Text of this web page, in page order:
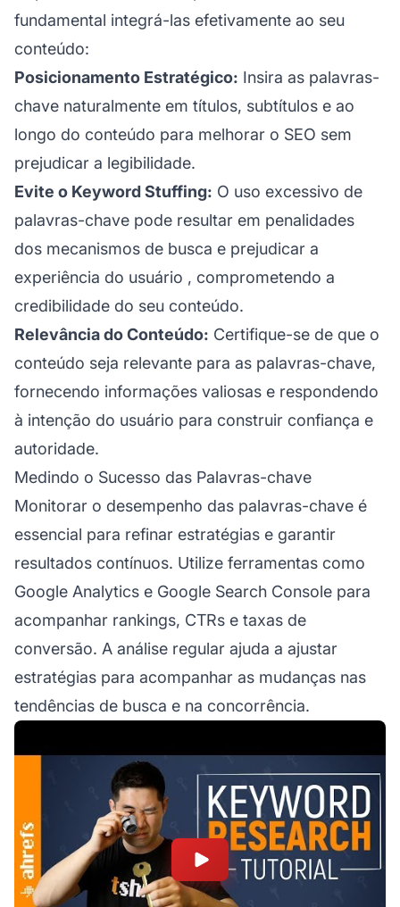
fundamental integrá-las efetivamente ao seu
conteúdo:
Posicionamento Estratégico: Insira as palavras-
chave naturalmente em títulos, subtítulos e ao
longo do conteúdo para melhorar o SEO sem
prejudicar a legibilidade.
Evite o Keyword Stuffing: O uso excessivo de
palavras-chave pode resultar em penalidades
dos mecanismos de busca e prejudicar a
experiência do usuário , comprometendo a
credibilidade do seu conteúdo.
Relevância do Conteúdo: Certifique-se de que o
conteúdo seja relevante para as palavras-chave,
fornecendo informações valiosas e respondendo
à intenção do usuário para construir confiança e
autoridade.
Medindo o Sucesso das Palavras-chave
Monitorar o desempenho das palavras-chave é
essencial para refinar estratégias e garantir
resultados contínuos. Utilize ferramentas como
Google Analytics e Google Search Console para
acompanhar rankings, CTRs e taxas de
conversão. A análise regular ajuda a ajustar
estratégias para acompanhar as mudanças nas
tendências de busca e na concorrência.